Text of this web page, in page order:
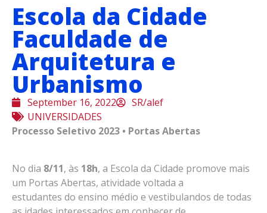
Escola da Cidade
Faculdade de
Arquitetura e
Urbanismo
September 16, 2022
SR/alef
UNIVERSIDADES
Processo Seletivo 2023 • Portas Abertas
No dia 8/11, às 18h, a Escola da Cidade promove mais
um Portas Abertas, atividade voltada a
estudantes do ensino médio e vestibulandos de todas